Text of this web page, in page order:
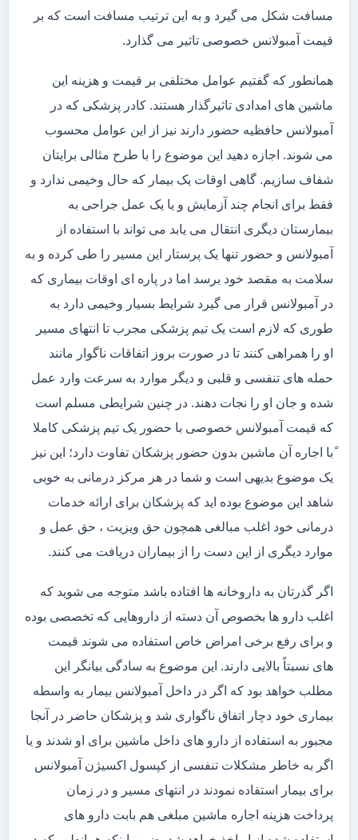
مسافت شکل می گیرد و به این ترتیب مسافت است که بر
قیمت آمبولانس خصوصی تاثیر می گذارد.
همانطور که گفتیم عوامل مختلفی بر قیمت و هزینه این
ماشین های امدادی تاثیرگذار هستند. کادر پزشکی که در
آمبولانس حافظیه حضور دارند نیز از این عوامل محسوب
می شوند. اجازه دهید این موضوع را با طرح مثالی برایتان
شفاف سازیم. گاهی اوقات یک بیمار که حال وخیمی ندارد و
فقط برای انجام چند آزمایش و یا یک عمل جراحی به
بیمارستان دیگری انتقال می یابد می تواند با استفاده از
آمبولانس و حضور تنها یک پرستار این مسیر را طی کرده و به
سلامت به مقصد خود برسد اما در پاره ای اوقات بیماری که
در آمبولانس قرار می گیرد شرایط بسیار وخیمی دارد به
طوری که لازم است یک تیم پزشکی مجرب تا انتهای مسیر
او را همراهی کنند تا در صورت بروز اتفاقات ناگوار مانند
حمله های تنفسی و قلبی و دیگر موارد به سرعت وارد عمل
شده و جان او را نجات دهند. در چنین شرایطی مسلم است
که قیمت آمبولانس خصوصی با حضور یک تیم پزشکی کاملا
ًبا اجاره آن ماشین بدون حضور پزشکان تفاوت دارد؛ این نیز
یک موضوع بدیهی است و شما در هر مرکز درمانی به خوبی
شاهد این موضوع بوده اید که پزشکان برای ارائه خدمات
درمانی خود اغلب مبالغی همچون حق ویزیت ، حق عمل و
موارد دیگری از این دست را از بیماران دریافت می کنند.
اگر گذرتان به داروخانه ها افتاده باشد متوجه می شوید که
اغلب دارو ها بخصوص آن دسته از داروهایی که تخصصی بوده
و برای رفع برخی امراض خاص استفاده می شوند قیمت
های نسبتاً بالایی دارند. این موضوع به سادگی بیانگر این
مطلب خواهد بود که اگر در داخل آمبولانس بیمار به واسطه
بیماری خود دچار اتفاق ناگواری شد و پزشکان حاضر در آنجا
مجبور به استفاده از دارو های داخل ماشین برای او شدند و یا
اگر به خاطر مشکلات تنفسی از کپسول اکسیژن آمبولانس
برای بیمار استفاده نمودند در انتهای مسیر و در زمان
پرداخت هزینه اجاره ماشین مبلغی هم بابت دارو های